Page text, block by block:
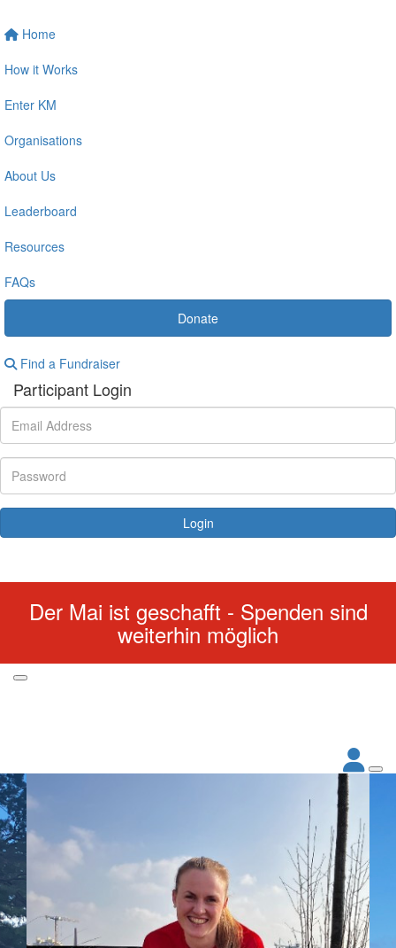
Home
How it Works
Enter KM
Organisations
About Us
Leaderboard
Resources
FAQs
Donate
Find a Fundraiser
Participant Login
Login
Der Mai ist geschafft - Spenden sind
weiterhin möglich